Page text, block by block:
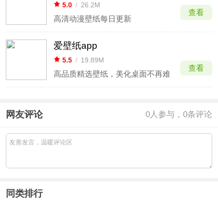
5.0 / 26.2M
高清动漫壁纸每日更新
查看
爱壁纸app
5.5 / 19.89M
高品质精选壁纸，美化桌面不再难
查看
网友评论 0人参与，0条评论
同类排行